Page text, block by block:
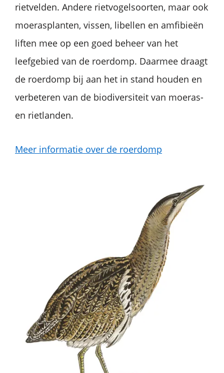
rietvelden. Andere rietvogelsoorten, maar ook
moerasplanten, vissen, libellen en amfibieën
liften mee op een goed beheer van het
leefgebied van de roerdomp. Daarmee draagt
de roerdomp bij aan het in stand houden en
verbeteren van de biodiversiteit van moeras-
en rietlanden.
Meer informatie over de roerdomp